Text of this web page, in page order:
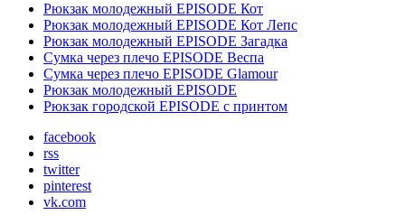
Рюкзак молодежный EPISODE Кот
Рюкзак молодежный EPISODE Кот Лепс
Рюкзак молодежный EPISODE Загадка
Сумка через плечо EPISODE Веспа
Сумка через плечо EPISODE Glamour
Рюкзак молодежный EPISODE
Рюкзак городской EPISODE с принтом
facebook
rss
twitter
pinterest
vk.com